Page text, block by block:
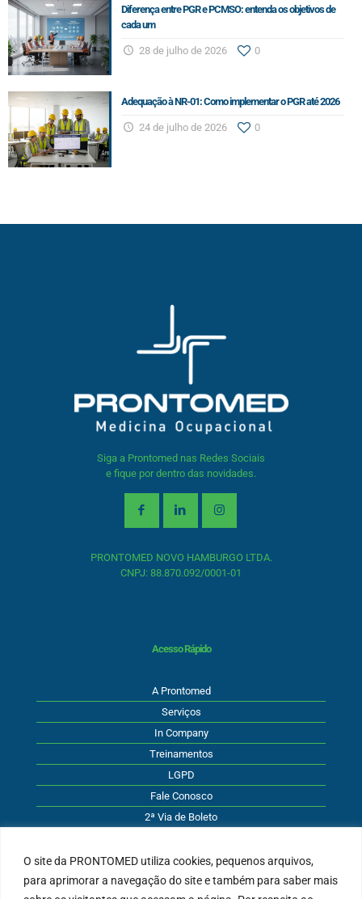
O site da PRONTOMED utiliza cookies, pequenos arquivos,
para aprimorar a navegação do site e também para saber mais
Diferença entre PGR e PCMSO: entenda os objetivos de
cada um
28 de julho de 2026 0
Adequação à NR-01: Como implementar o PGR até 2026
24 de julho de 2026 0
Siga a Prontomed nas Redes Sociais
e fique por dentro das novidades.
PRONTOMED NOVO HAMBURGO LTDA.
CNPJ: 88.870.092/0001-01
Acesso Rápido
A Prontomed
Serviços
In Company
Treinamentos
LGPD
Fale Conosco
2ª Via de Boleto
Atendimento